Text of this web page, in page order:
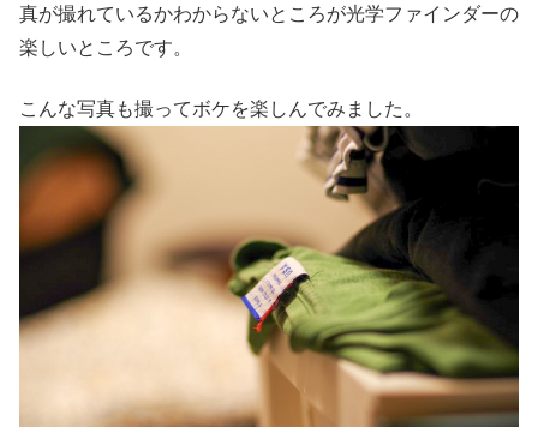
真が撮れているかわからないところが光学ファインダーの
楽しいところです。
こんな写真も撮ってボケを楽しんでみました。